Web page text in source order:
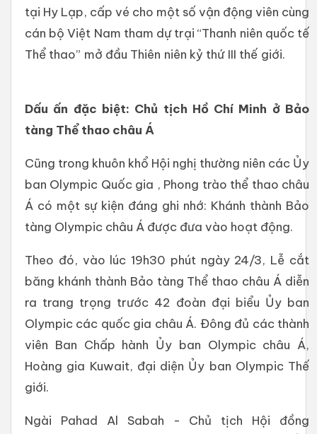
tại Hy Lạp, cấp vé cho một số vận động viên cùng
cán bộ Việt Nam tham dự trại “Thanh niên quốc tế
Thể thao” mở đầu Thiên niên kỷ thứ III thế giới.
Dấu ấn đặc biệt: Chủ tịch Hồ Chí Minh ở Bảo
tàng Thể thao châu Á
Cũng trong khuôn khổ Hội nghị thường niên các Ủy
ban Olympic Quốc gia , Phong trào thể thao châu
Á có một sự kiện đáng ghi nhớ: Khánh thành Bảo
tàng Olympic châu Á được đưa vào hoạt động.
Theo đó, vào lúc 19h30 phút ngày 24/3, Lễ cắt
băng khánh thành Bảo tàng Thể thao châu Á diễn
ra trang trọng trước 42 đoàn đại biểu Ủy ban
Olympic các quốc gia châu Á. Đông đủ các thành
viên Ban Chấp hành Ủy ban Olympic châu Á,
Hoàng gia Kuwait, đại diện Ủy ban Olympic Thế
giới.
Ngài Pahad Al Sabah - Chủ tịch Hội đồng